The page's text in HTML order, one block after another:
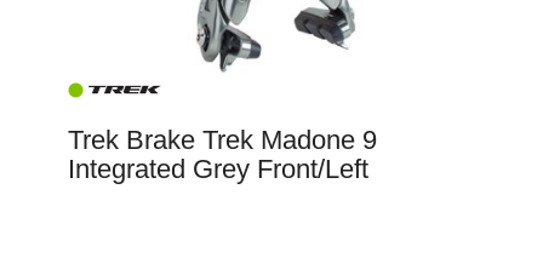
Trek Brake Trek Madone 9
Integrated Grey Front/Left